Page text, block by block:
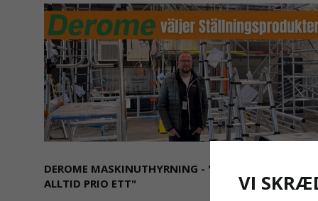
DEROME MASKINUTHYRNING - "SÄKERHET ÄR
ALLTID PRIO ETT"
VI